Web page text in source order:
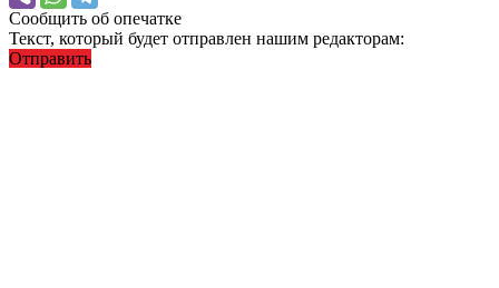
Сообщить об опечатке
Текст, который будет отправлен нашим редакторам:
Отправить